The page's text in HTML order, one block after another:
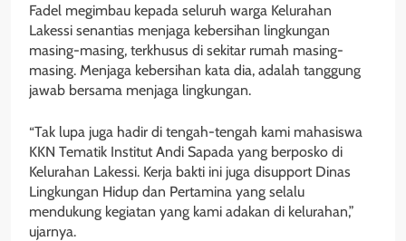
Fadel megimbau kepada seluruh warga Kelurahan
Lakessi senantias menjaga kebersihan lingkungan
masing-masing, terkhusus di sekitar rumah masing-
masing. Menjaga kebersihan kata dia, adalah tanggung
jawab bersama menjaga lingkungan.
“Tak lupa juga hadir di tengah-tengah kami mahasiswa
KKN Tematik Institut Andi Sapada yang berposko di
Kelurahan Lakessi. Kerja bakti ini juga disupport Dinas
Lingkungan Hidup dan Pertamina yang selalu
mendukung kegiatan yang kami adakan di kelurahan,”
ujarnya.